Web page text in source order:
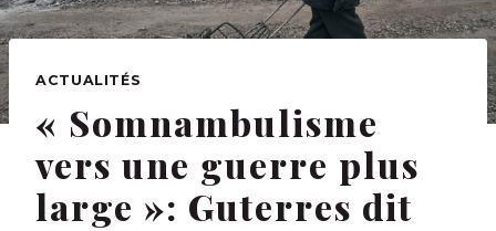
ACTUALITÉS
« Somnambulisme
vers une guerre plus
large »: Guterres dit